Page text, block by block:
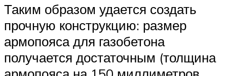
Таким образом удается создать
прочную конструкцию: размер
армопояса для газобетона
получается достаточным (толщина